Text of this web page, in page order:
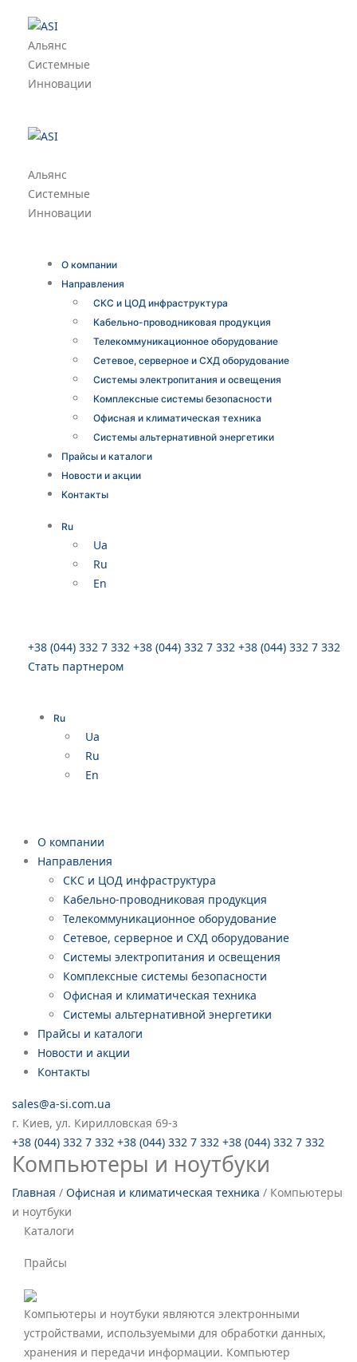
Альянс
Системные
Инновации
Альянс
Системные
Инновации
О компании
Направления
СКС и ЦОД инфраструктура
Кабельно-проводниковая продукция
Телекоммуникационное оборудование
Сетевое, серверное и СХД оборудование
Системы электропитания и освещения
Комплексные системы безопасности
Офисная и климатическая техника
Системы альтернативной энергетики
Прайсы и каталоги
Новости и акции
Контакты
Ru
Ua
Ru
En
+38 (044) 332 7 332 +38 (044) 332 7 332 +38 (044) 332 7 332
Стать партнером
Ru
Ua
Ru
En
О компании
Направления
СКС и ЦОД инфраструктура
Кабельно-проводниковая продукция
Телекоммуникационное оборудование
Сетевое, серверное и СХД оборудование
Системы электропитания и освещения
Комплексные системы безопасности
Офисная и климатическая техника
Системы альтернативной энергетики
Прайсы и каталоги
Новости и акции
Контакты
sales@a-si.com.ua
г. Киев, ул. Кирилловская 69-з
+38 (044) 332 7 332 +38 (044) 332 7 332 +38 (044) 332 7 332
Компьютеры и ноутбуки
Главная / Офисная и климатическая техника / Компьютеры
и ноутбуки
Каталоги
Прайсы
Компьютеры и ноутбуки являются электронными
устройствами, используемыми для обработки данных,
хранения и передачи информации. Компьютер